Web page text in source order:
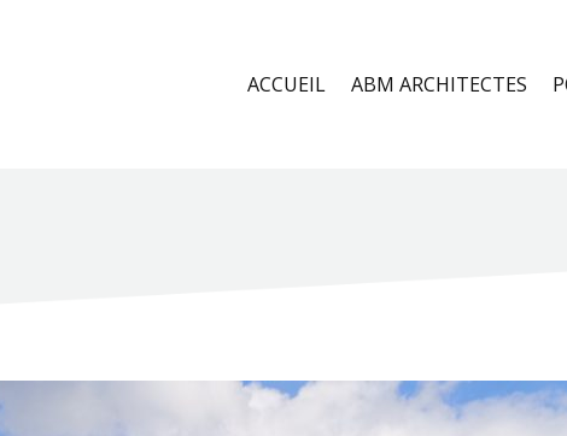
ACCUEIL ABM ARCHITECTES